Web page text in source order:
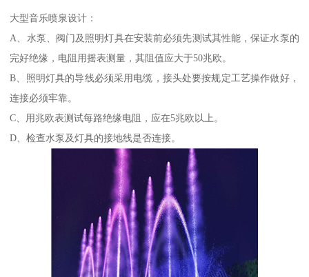
大型音乐喷泉设计：
A、水泵、阀门及照明灯具在安装前必须先测试其性能，保证水泵的
完好绝缘，电阻用摇表测量，其阻值应大于50兆欧。
B、照明灯具的导线必须采用电缆，接头处要按规定工艺操作做好，
连接必须牢靠。
C、用兆欧表测试每路绝缘电阻，应在5兆欧以上。
D、检查水泵及灯具的接地线是否连接。